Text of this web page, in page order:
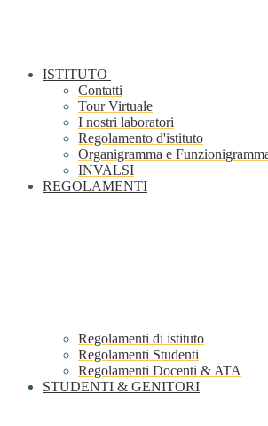
ISTITUTO
Contatti
Tour Virtuale
I nostri laboratori
Regolamento d'istituto
Organigramma e
INVALSI
REGOLAMENTI
Regolamenti di istituto
Regolamenti Studenti
Regolamenti Docenti & ATA
STUDENTI & GENITORI